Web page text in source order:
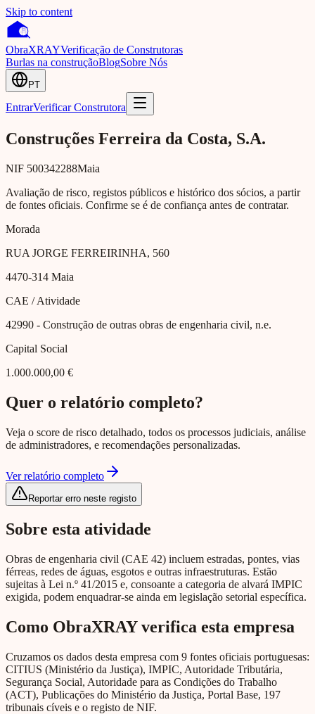
Skip to content
ObraXRAYVerificação de Construtoras
Burlas na construçãoBlogSobre Nós
PT
EntrarVerificar Construtora
Construções Ferreira da Costa, S.A.
NIF 500342288Maia
Avaliação de risco, registos públicos e histórico dos sócios, a partir
de fontes oficiais. Confirme se é de confiança antes de contratar.
Morada
RUA JORGE FERREIRINHA, 560
4470-314 Maia
CAE / Atividade
42990 - Construção de outras obras de engenharia civil, n.e.
Capital Social
1.000.000,00 €
Quer o relatório completo?
Veja o score de risco detalhado, todos os processos judiciais, análise
de administradores, e recomendações personalizadas.
Ver relatório completo
Reportar erro neste registo
Sobre esta atividade
Obras de engenharia civil (CAE 42) incluem estradas, pontes, vias
férreas, redes de águas, esgotos e outras infraestruturas. Estão
sujeitas à Lei n.º 41/2015 e, consoante a categoria de alvará IMPIC
exigida, podem enquadrar-se ainda em legislação setorial específica.
Como ObraXRAY verifica esta empresa
Cruzamos os dados desta empresa com 9 fontes oficiais portuguesas:
CITIUS (Ministério da Justiça), IMPIC, Autoridade Tributária,
Segurança Social, Autoridade para as Condições do Trabalho
(ACT), Publicações do Ministério da Justiça, Portal Base, 197
tribunais cíveis e o registo de NIF.